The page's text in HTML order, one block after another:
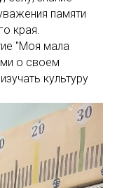
памяти
края.
"Моя мала
о своем
культуру